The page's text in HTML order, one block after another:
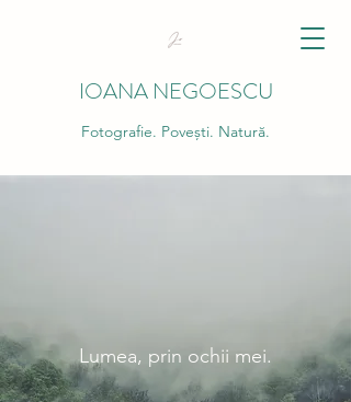
IOANA NEGOESCU
Fotografie. Povești. Natură.
Lumea, prin ochii mei.